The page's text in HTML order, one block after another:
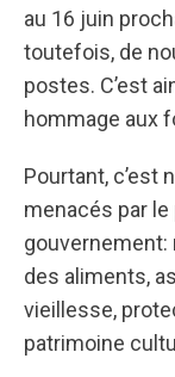
au 16 juin
toutefois, de
postes. C’est
hommage aux
Pourtant, c’est
menacés par le
gouvernement:
des aliments,
vieillesse,
patrimoine